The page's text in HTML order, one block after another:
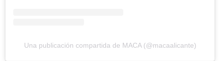
Una publicación compartida de MACA (@macaalicante)